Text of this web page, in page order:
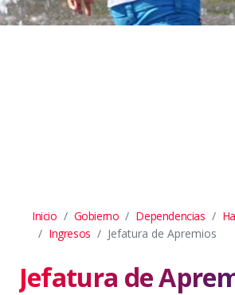
Inicio Gobierno Dependencias
Ingresos
Jefatura de Apremios
Jefatura de